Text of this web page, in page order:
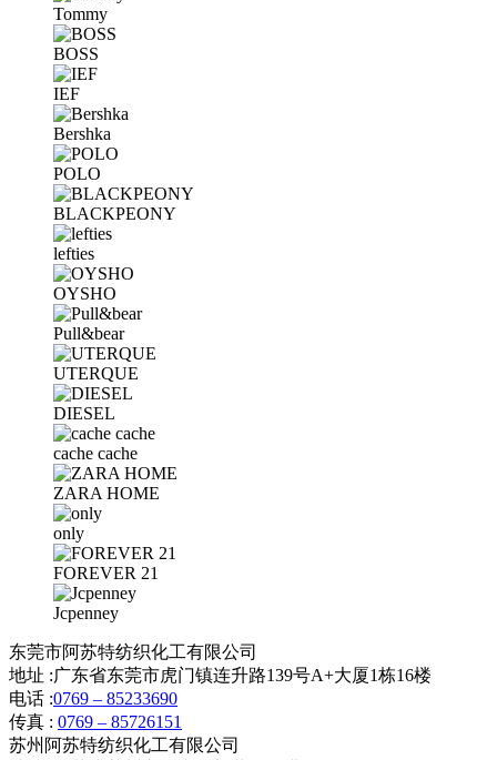
Tommy
BOSS
IEF
Bershka
POLO
BLACKPEONY
lefties
OYSHO
Pull&bear
UTERQUE
DIESEL
cache cache
ZARA HOME
only
FOREVER 21
Jcpenney
东莞市阿苏特纺织化工有限公司
地址 :广东省东莞市虎门镇连升路139号A+大厦1栋16楼
电话 :0769 – 85233690
传真 : 0769 – 85726151
苏州阿苏特纺织化工有限公司